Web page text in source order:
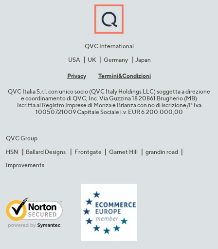
QVC International
USA
UK Germany Japan
Privacy Termini&C​ondizioni
QVC Italia S.r.l. con unico socio (QVC Italy Holdings LLC) soggetta a direzione
e coordinamento di QVC, Inc. Via Guzzina 18 20861 Brugherio (MB)​
Iscritta al Registro Imprese di Monza e Brianza con no di iscrizione/P.Iva
10050721009 Capitale Sociale i.v. EUR 6.200.000,00​
QVC Group
HSN
Ballard Designs Frontgate Garnet Hill
grandin road
Improvements